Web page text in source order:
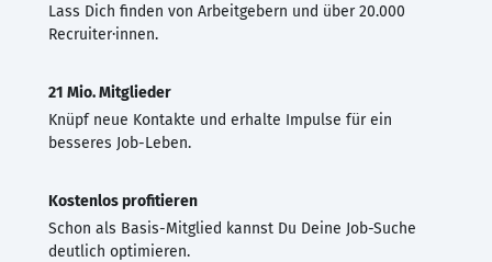
Lass Dich finden von Arbeitgebern und über 20.000
Recruiter·innen.
21 Mio. Mitglieder
Knüpf neue Kontakte und erhalte Impulse für ein
besseres Job-Leben.
Kostenlos profitieren
Schon als Basis-Mitglied kannst Du Deine Job-Suche
deutlich optimieren.